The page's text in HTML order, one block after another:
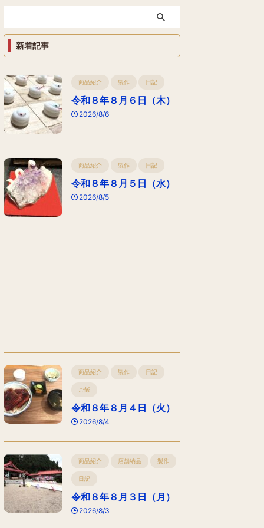
新着記事
商品紹介 製作 日記
令和８年８月６日（木）
2026/8/6
商品紹介 製作 日記
令和８年８月５日（水）
2026/8/5
商品紹介 製作 日記
ご飯
令和８年８月４日（火）
2026/8/4
商品紹介 店舗納品 製作
日記
令和８年８月３日（月）
2026/8/3